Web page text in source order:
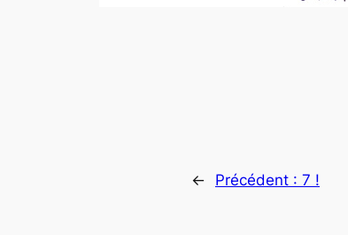
← Précédent : 7 !